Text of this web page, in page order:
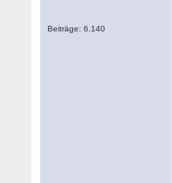
Beiträge: 6.140